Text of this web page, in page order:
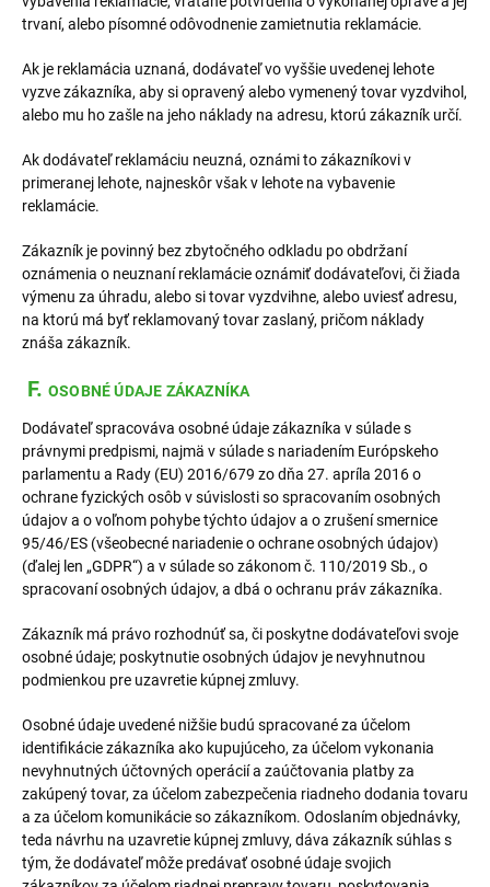
trvaní, alebo písomné odôvodnenie zamietnutia reklamácie.
Ak je reklamácia uznaná, dodávateľ vo vyššie uvedenej lehote
vyzve zákazníka, aby si opravený alebo vymenený tovar vyzdvihol,
alebo mu ho zašle na jeho náklady na adresu, ktorú zákazník určí.
Ak dodávateľ reklamáciu neuzná, oznámi to zákazníkovi v
primeranej lehote, najneskôr však v lehote na vybavenie
reklamácie.
Zákazník je povinný bez zbytočného odkladu po obdržaní
oznámenia o neuznaní reklamácie oznámiť dodávateľovi, či žiada
výmenu za úhradu, alebo si tovar vyzdvihne, alebo uviesť adresu,
na ktorú má byť reklamovaný tovar zaslaný, pričom náklady
znáša zákazník.
F. OSOBNÉ ÚDAJE ZÁKAZNÍKA
Dodávateľ spracováva osobné údaje zákazníka v súlade s
právnymi predpismi, najmä v súlade s nariadením Európskeho
parlamentu a Rady (EU) 2016/679 zo dňa 27. apríla 2016 o
ochrane fyzických osôb v súvislosti so spracovaním osobných
údajov a o voľnom pohybe týchto údajov a o zrušení smernice
95/46/ES (všeobecné nariadenie o ochrane osobných údajov)
(ďalej len „GDPR“) a v súlade so zákonom č. 110/2019 Sb., o
spracovaní osobných údajov, a dbá o ochranu práv zákazníka.
Zákazník má právo rozhodnúť sa, či poskytne dodávateľovi svoje
osobné údaje; poskytnutie osobných údajov je nevyhnutnou
podmienkou pre uzavretie kúpnej zmluvy.
Osobné údaje uvedené nižšie budú spracované za účelom
identifikácie zákazníka ako kupujúceho, za účelom vykonania
nevyhnutných účtovných operácií a zaúčtovania platby za
zakúpený tovar, za účelom zabezpečenia riadneho dodania tovaru
a za účelom komunikácie so zákazníkom. Odoslaním objednávky,
teda návrhu na uzavretie kúpnej zmluvy, dáva zákazník súhlas s
tým, že dodávateľ môže predávať osobné údaje svojich